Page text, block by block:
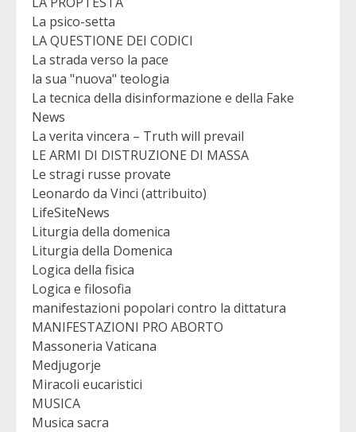
La psico-setta
LA QUESTIONE DEI CODICI
La strada verso la pace
la sua "nuova" teologia
La tecnica della disinformazione e della Fake
News
La verita vincera – Truth will prevail
LE ARMI DI DISTRUZIONE DI MASSA
Le stragi russe provate
Leonardo da Vinci (attribuito)
LifeSiteNews
Liturgia della domenica
Liturgia della Domenica
Logica della fisica
Logica e filosofia
manifestazioni popolari contro la dittatura
MANIFESTAZIONI PRO ABORTO
Massoneria Vaticana
Medjugorje
Miracoli eucaristici
MUSICA
Musica sacra